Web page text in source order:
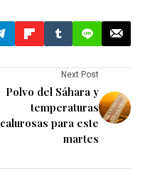
Next Post
Polvo del Sáhara y
temperaturas
calurosas para este
martes